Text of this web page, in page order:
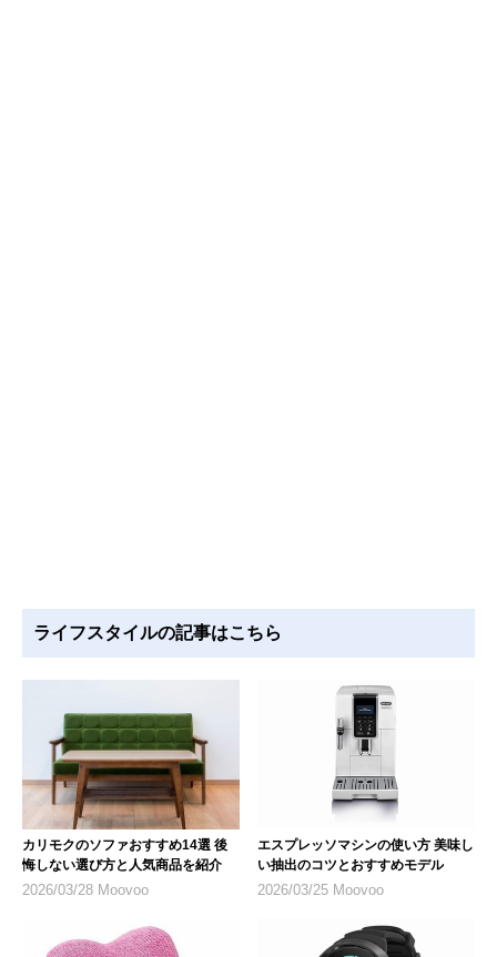
ライフスタイルの記事はこちら
カリモクのソファおすすめ14選 後
悔しない選び方と人気商品を紹介
2026/03/28 Moovoo
エスプレッソマシンの使い方 美味し
い抽出のコツとおすすめモデル
2026/03/25 Moovoo